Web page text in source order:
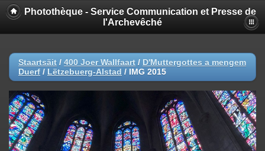
Photothèque - Service Communication et Presse de
l'Archevêché
Staartsäit / 400 Joer Wallfaart / D'Muttergottes a mengem
Duerf / Lëtzebuerg-Alstad / IMG 2015